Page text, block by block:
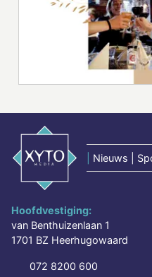
Nieuws |
Hoofdvestiging:
van Benthuizenlaan 1
1701 BZ Heerhugowaard
072 8200 600